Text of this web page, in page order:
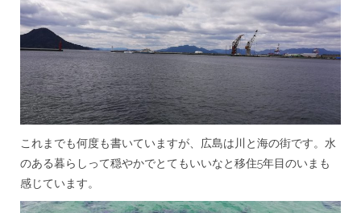
これまでも何度も書いていますが、広島は川と海の街です。水
のある暮らしって穏やかでとてもいいなと移住5年目のいまも
感じています。